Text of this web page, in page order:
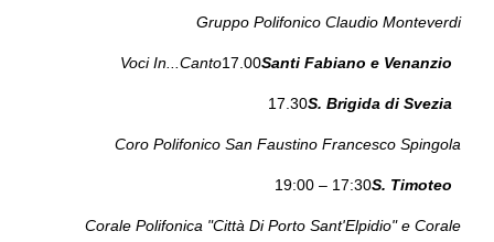
Gruppo Polifonico Claudio Monteverdi
17.00
Voci In...Canto
17.30
Coro Polifonico San Faustino Francesco Spingola
17:30 – 19:00
Corale Polifonica "Città Di Porto Sant'Elpidio" e Corale